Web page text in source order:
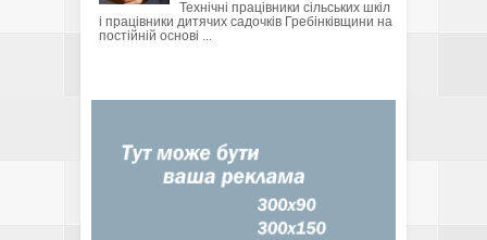
Технічні працівники сільських шкіл
і працівники дитячих садочків Гребінківщини на
постійній основі ...